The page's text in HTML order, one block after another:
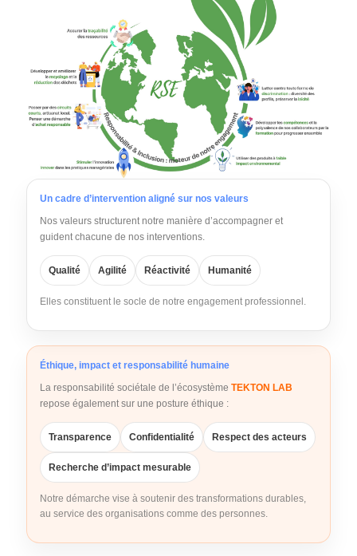
Un cadre d’intervention aligné sur nos valeurs
Nos valeurs structurent notre manière d’accompagner et
guident chacune de nos interventions.
Qualité Agilité Réactivité Humanité
Elles constituent le socle de notre engagement professionnel.
Éthique, impact et responsabilité humaine
La responsabilité sociétale de l’écosystème TEKTON LAB
repose également sur une posture éthique :
Transparence Confidentialité Respect des acteurs
Recherche d’impact mesurable
Notre démarche vise à soutenir des transformations durables,
au service des organisations comme des personnes.